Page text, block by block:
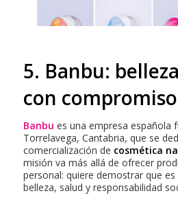
5. Banbu:
con
Banbu es una empresa española
Torrelavega, Cantabria, que se
comercialización de cosmética
misión va más allá de ofrecer
personal: quiere demostrar que
belleza, salud y responsabilidad